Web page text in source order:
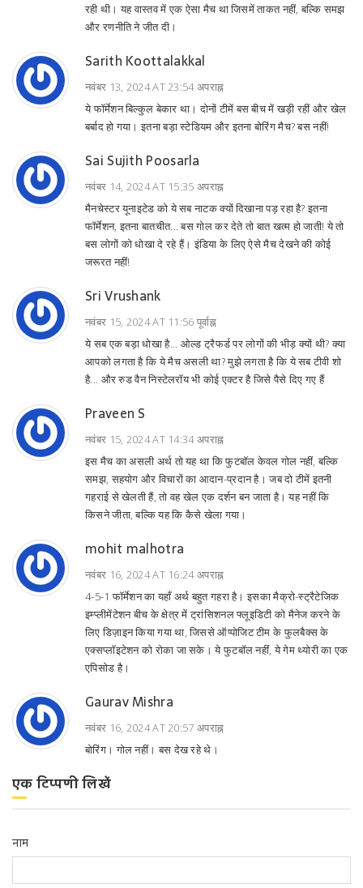
रही थी। यह वास्तव में एक ऐसा मैच था जिसमें ताकत नहीं, बल्कि समझ
और रणनीति ने जीत दी।
Sarith Koottalakkal
नवंबर 13, 2024 AT 23:54 अपराह्न
ये फॉर्मेशन बिल्कुल बेकार था। दोनों टीमें बस बीच में खड़ी रहीं और खेल
बर्बाद हो गया। इतना बड़ा स्टेडियम और इतना बोरिंग मैच? बस नहीं!
Sai Sujith Poosarla
नवंबर 14, 2024 AT 15:35 अपराह्न
मैनचेस्टर यूनाइटेड को ये सब नाटक क्यों दिखाना पड़ रहा है? इतना
फॉर्मेशन, इतना बातचीत... बस गोल कर देते तो बात खत्म हो जाती! ये तो
बस लोगों को धोखा दे रहे हैं। इंडिया के लिए ऐसे मैच देखने की कोई
जरूरत नहीं!
Sri Vrushank
नवंबर 15, 2024 AT 11:56 पूर्वाह्न
ये सब एक बड़ा धोखा है... ओल्ड ट्रैफर्ड पर लोगों की भीड़ क्यों थी? क्या
आपको लगता है कि ये मैच असली था? मुझे लगता है कि ये सब टीवी शो
है... और रुड वैन निस्टेलरॉय भी कोई एक्टर है जिसे पैसे दिए गए हैं
Praveen S
नवंबर 15, 2024 AT 14:34 अपराह्न
इस मैच का असली अर्थ तो यह था कि फुटबॉल केवल गोल नहीं, बल्कि
समझ, सहयोग और विचारों का आदान-प्रदान है। जब दो टीमें इतनी
गहराई से खेलती हैं, तो वह खेल एक दर्शन बन जाता है। यह नहीं कि
किसने जीता, बल्कि यह कि कैसे खेला गया।
mohit malhotra
नवंबर 16, 2024 AT 16:24 अपराह्न
4-5-1 फॉर्मेशन का यहाँ अर्थ बहुत गहरा है। इसका मैक्रो-स्ट्रैटेजिक
इम्प्लीमेंटेशन बीच के क्षेत्र में ट्रांसिशनल फ्लूइडिटी को मैनेज करने के
लिए डिज़ाइन किया गया था, जिससे ऑप्पोजिट टीम के फुलबैक्स के
एक्सप्लॉइटेशन को रोका जा सके। ये फुटबॉल नहीं, ये गेम थ्योरी का एक
एपिसोड है।
Gaurav Mishra
नवंबर 16, 2024 AT 20:57 अपराह्न
बोरिंग। गोल नहीं। बस देख रहे थे।
एक टिप्पणी लिखें
नाम